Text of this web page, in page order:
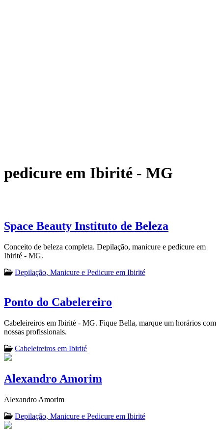
pedicure em Ibirité - MG
Space Beauty Instituto de Beleza
Conceito de beleza completa. Depilação, manicure e pedicure em
Ibirité - MG.
Depilação, Manicure e Pedicure em Ibirité
Ponto do Cabelereiro
Cabeleireiros em Ibirité - MG. Fique Bella, marque um horários com
nossas profissionais.
Cabeleireiros em Ibirité
Alexandro Amorim
Alexandro Amorim
Depilação, Manicure e Pedicure em Ibirité